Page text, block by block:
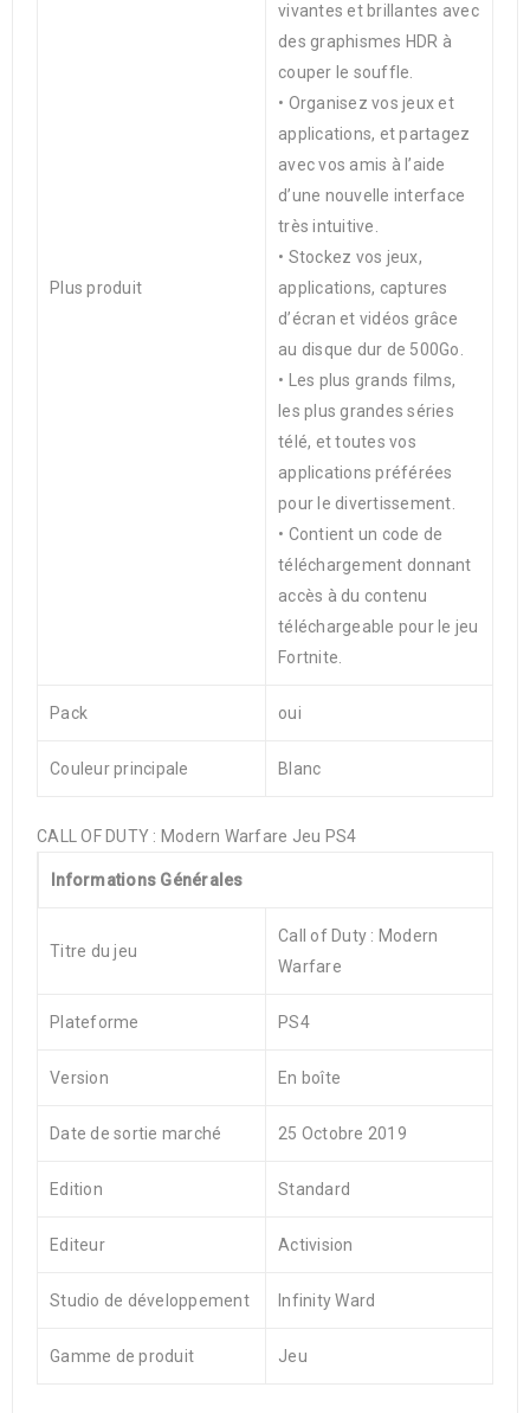
Plus produit
vivantes et brillantes avec
des graphismes HDR à
couper le souffle.
• Organisez vos jeux et
applications, et partagez
avec vos amis à l’aide
d’une nouvelle interface
très intuitive.
• Stockez vos jeux,
applications, captures
d’écran et vidéos grâce
au disque dur de 500Go.
• Les plus grands films,
les plus grandes séries
télé, et toutes vos
applications préférées
pour le divertissement.
• Contient un code de
téléchargement donnant
accès à du contenu
téléchargeable pour le jeu
Fortnite.
Pack oui
Couleur principale Blanc
CALL OF DUTY : Modern Warfare Jeu PS4
Informations Générales
Titre du jeu
Call of Duty : Modern
Warfare
Plateforme PS4
Version En boîte
Date de sortie marché 25 Octobre 2019
Edition Standard
Editeur Activision
Studio de développement Infinity Ward
Gamme de produit Jeu